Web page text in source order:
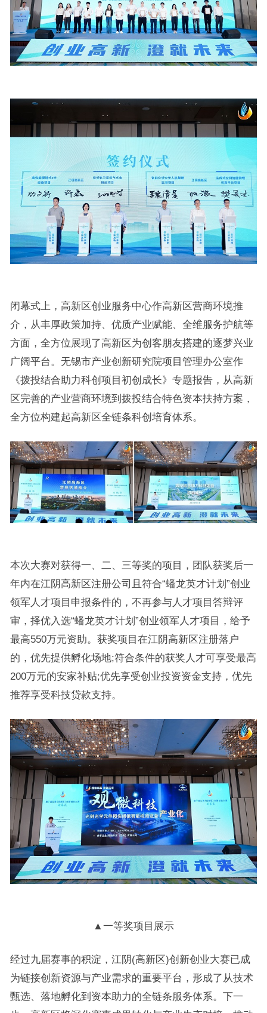
闭幕式上，高新区创业服务中心作高新区营商环境推
介，从丰厚政策加持、优质产业赋能、全维服务护航等
方面，全方位展现了高新区为创客朋友搭建的逐梦兴业
广阔平台。无锡市产业创新研究院项目管理办公室作
《拨投结合助力科创项目初创成长》专题报告，从高新
区完善的产业营商环境到拨投结合特色资本扶持方案，
全方位构建起高新区全链条科创培育体系。
本次大赛对获得一、二、三等奖的项目，团队获奖后一
年内在江阴高新区注册公司且符合“蟠龙英才计划”创业
领军人才项目申报条件的，不再参与人才项目答辩评
审，择优入选“蟠龙英才计划”创业领军人才项目，给予
最高550万元资助。获奖项目在江阴高新区注册落户
的，优先提供孵化场地;符合条件的获奖人才可享受最高
200万元的安家补贴;优先享受创业投资资金支持，优先
推荐享受科技贷款支持。
▲一等奖项目展示
经过九届赛事的积淀，江阴(高新区)创新创业大赛已成
为链接创新资源与产业需求的重要平台，形成了从技术
甄选、落地孵化到资本助力的全链条服务体系。下一